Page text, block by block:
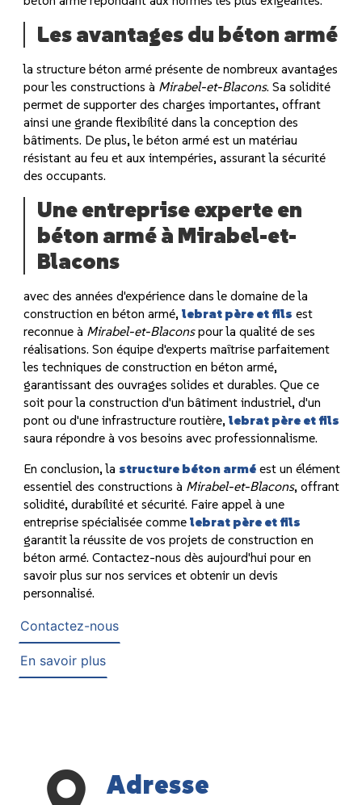
Les avantages du béton armé
la structure béton armé présente de nombreux avantages
pour les constructions à Mirabel-et-Blacons. Sa solidité
permet de supporter des charges importantes, offrant
ainsi une grande flexibilité dans la conception des
bâtiments. De plus, le béton armé est un matériau
résistant au feu et aux intempéries, assurant la sécurité
des occupants.
Une entreprise experte en
béton armé à Mirabel-et-
Blacons
avec des années d'expérience dans le domaine de la
construction en béton armé,lebrat père et fils est
reconnue à Mirabel-et-Blaconspour la qualité de ses
réalisations. Son équipe d'experts maîtrise parfaitement
les techniques de construction en béton armé,
garantissant des ouvrages solides et durables. Que ce
soit pour la construction d'un bâtiment industriel, d'un
pont ou d'une infrastructure routière,lebrat père et fils
saura répondre à vos besoins avec professionnalisme.
En conclusion, lastructure béton armé est un élément
essentiel des constructions à Mirabel-et-Blacons, offrant
solidité, durabilité et sécurité. Faire appel à une
entreprise spécialisée commelebrat père et fils
garantit la réussite de vos projets de construction en
béton armé. Contactez-nous dès aujourd'hui pour en
savoir plus sur nos services et obtenir un devis
personnalisé.
En savoir plus
Contactez-nous
Adresse